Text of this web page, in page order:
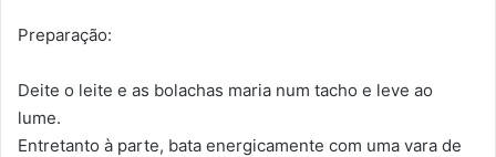
Preparação:
Deite o leite e as bolachas maria num tacho e leve ao
lume.
Entretanto à parte, bata energicamente com uma vara de